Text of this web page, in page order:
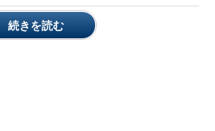
]: AKIAxxxxx...
None]: xxxxxxxxx ...
]: ap-northeast
続きを読む